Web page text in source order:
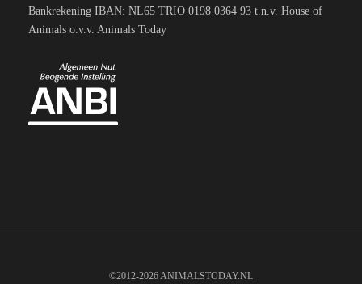
Bankrekening IBAN: NL65 TRIO 0198 0364 93 t.n.v. House of
Animals o.v.v. Animals Today
©2012-2026 ANIMALSTODAY.NL